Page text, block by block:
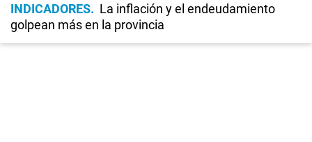
INDICADORES
La inflación y el endeudamiento
golpean más en la provincia